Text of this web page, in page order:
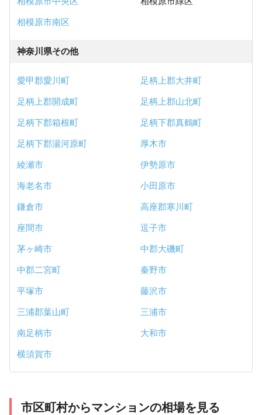
相模原市南区
神奈川県その他
愛甲郡愛川町
足柄上郡大井町
足柄上郡開成町
足柄上郡山北町
足柄下郡箱根町
足柄下郡真鶴町
足柄下郡湯河原町
厚木市
綾瀬市
伊勢原市
海老名市
小田原市
鎌倉市
高座郡寒川町
座間市
逗子市
茅ヶ崎市
中郡大磯町
中郡二宮町
秦野市
平塚市
藤沢市
三浦郡葉山町
三浦市
南足柄市
大和市
横須賀市
市区町村からマンションの相場を見る